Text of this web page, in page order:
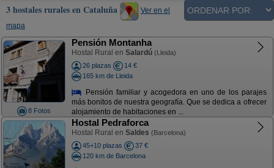
3 hostales rurales en Cataluña
Ver en el
mapa
8 Fotos
Pensión Montanha
Hostal Rural en Salardú (Lleida)
26 plazas
14 €
165 km de Lleida
Pensión familiar y acogedora en uno de los parajes
más bonitos de nuestra geografía. Que se dedica a ofrecer
alojamiento de habitaciones en ...
Hostal Pedraforca
Hostal Rural en Saldes (Barcelona)
45+10 plazas
37 €
120 km de Barcelona